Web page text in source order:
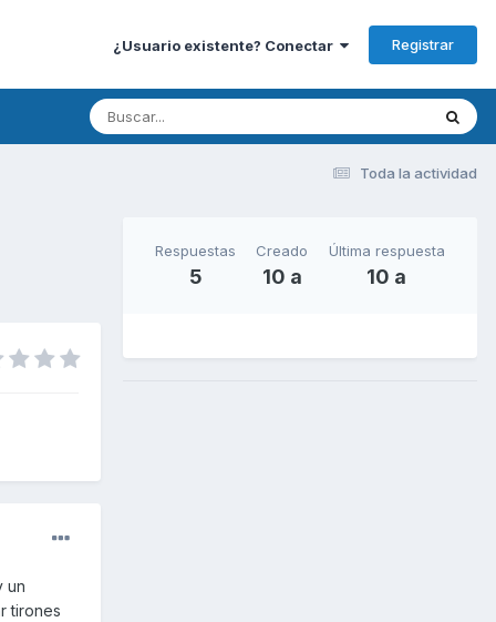
¿Usuario existente? Conectar Registrar
Toda la actividad
un
tirones
Respuestas
5
Creado
10 a
Última respuesta
10 a